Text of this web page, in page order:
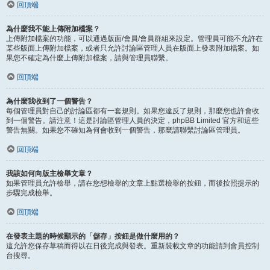
回頂端
為什麼我不能上傳附加檔案？
上傳附加檔案的功能，可以通過版面/會員/會員群組來設定。管理員可能不允許在
某些版面上傳附加檔案，或者只允許討論區管理人員在版面上發表附加檔案。如
果您不確定為什麼上傳附加檔案，請與管理員聯繫。
回頂端
為什麼我收到了一個警告？
每個管理員對自己的討論區都有一套規則。如果您違反了規則，那麼您也許會收
到一個警告。請注意！這是討論區管理人員的決定，phpBB Limited 官方和這些
警告無關。如果您不確知為何會收到一個警告，那麼請聯繫討論區管理員。
回頂端
我該如何向版主檢舉文章？
如果管理員允許檢舉，請在您想檢舉的文章上點選檢舉的按鈕，而後按照提示的
步驟完成檢舉。
回頂端
在發表主題的時候顯示的「儲存」按鈕是做什麼用的？
這允許您保存草稿而得以在日後完成與發表。重新裝載文章的功能請到會員控制
台搜尋。